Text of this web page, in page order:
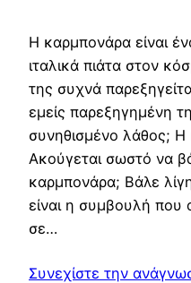
Η καρμπονάρα είναι
ιταλικά πιάτα στον
της συχνά
εμείς παρεξηγημένη
συνηθισμένο λάθος;
Ακούγεται σωστό να
καρμπονάρα; Βάλε
είναι η συμβουλή που
σε…
Συνεχίστε την